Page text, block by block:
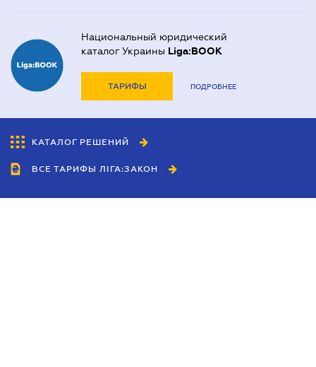
Национальный юридический
каталог Украины Liga:BOOK
ТАРИФЫ ПОДРОБНЕЕ
КАТАЛОГ РЕШЕНИЙ
ВСЕ ТАРИФЫ ЛІГА:ЗАКОН